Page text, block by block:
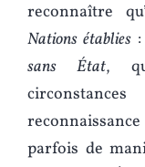
reconnaître
Nations établies
sans État,
parfois de